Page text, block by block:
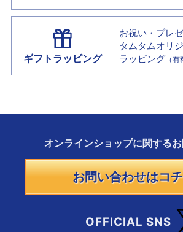
ギフトラッピング
お祝い・プレ
タムタムオリ
ラッピング （有
オンラインショップに関する
お問い合わせはコ
OFFICIAL SNS